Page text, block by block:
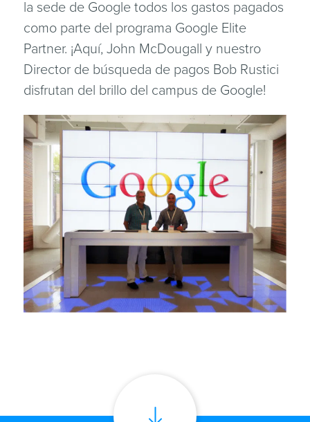
la sede de Google todos los gastos pagados
como parte del programa Google Elite
Partner. ¡Aquí, John McDougall y nuestro
Director de búsqueda de pagos Bob Rustici
disfrutan del brillo del campus de Google!